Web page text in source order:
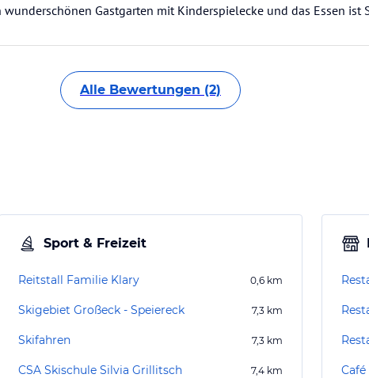
Gastgarten mit Kinderspielecke und das Essen ist
Alle Bewertungen (2)
Sport & Freizeit
Reitstall Familie Klary 0,6 km
Skigebiet Großeck - Speiereck 7,3 km
Skifahren 7,3 km
CSA Skischule Silvia Grillitsch 7,4 km